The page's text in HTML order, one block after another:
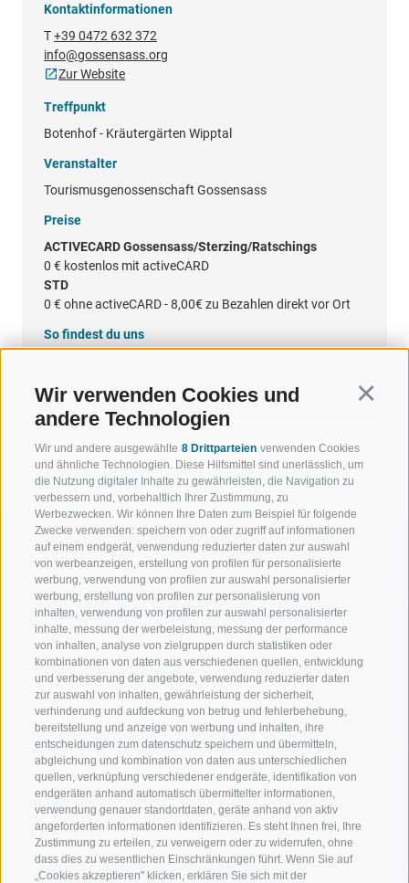
Wir verwenden Cookies und
andere Technologien
Wir und andere ausgewählte 8 Drittparteien verwenden Cookies
und ähnliche Technologien. Diese Hilfsmittel sind unerlässlich, um
die Nutzung digitaler Inhalte zu gewährleisten, die Navigation zu
verbessern und, vorbehaltlich Ihrer Zustimmung, zu
Werbezwecken. Wir können Ihre Daten zum Beispiel für folgende
Zwecke verwenden: speichern von oder zugriff auf informationen
auf einem endgerät, verwendung reduzierter daten zur auswahl
von werbeanzeigen, erstellung von profilen für personalisierte
werbung, verwendung von profilen zur auswahl personalisierter
werbung, erstellung von profilen zur personalisierung von
inhalten, verwendung von profilen zur auswahl personalisierter
inhalte, messung der werbeleistung, messung der performance
von inhalten, analyse von zielgruppen durch statistiken oder
kombinationen von daten aus verschiedenen quellen, entwicklung
und verbesserung der angebote, verwendung reduzierter daten
zur auswahl von inhalten, gewährleistung der sicherheit,
verhinderung und aufdeckung von betrug und fehlerbehebung,
bereitstellung und anzeige von werbung und inhalten, ihre
entscheidungen zum datenschutz speichern und übermitteln,
abgleichung und kombination von daten aus unterschiedlichen
quellen, verknüpfung verschiedener endgeräte, identifikation von
endgeräten anhand automatisch übermittelter informationen,
verwendung genauer standortdaten, geräte anhand von aktiv
angeforderten informationen identifizieren. Es steht Ihnen frei, Ihre
Zustimmung zu erteilen, zu verweigern oder zu widerrufen, ohne
dass dies zu wesentlichen Einschränkungen führt. Wenn Sie auf
„Cookies akzeptieren" klicken, erklären Sie sich mit der
Kontaktinformationen
T+39 0472 632 372
info@gossensass.org
Zur Website
Treffpunkt
Botenhof - Kräutergärten Wipptal
Veranstalter
Tourismusgenossenschaft Gossensass
Preise
ACTIVECARD Gossensass/Sterzing/Ratschings
0 € kostenlos mit activeCARD
STD
0 € ohne activeCARD - 8,00€ zu Bezahlen direkt vor Ort
So findest du uns
WILLKOMMEN IN DER
FERIENREGION RATSCHINGS
JAUFENTAL
RATSCHINGS
RIDNAUNTAL
BERGBAHNEN
SKISCHULE RATSCHINGS
LUISL'S SKISCHULE IN RATSCHINGS
SPORT UND
MENGE
SKIFAHREN
WANDERN
HOCHALPINE
BIKEN
LANGLAUFEN